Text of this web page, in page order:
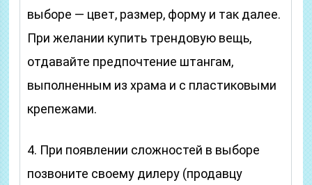
выборе — цвет, размер, форму и так далее.
При желании купить трендовую вещь,
отдавайте предпочтение штангам,
выполненным из храма и с пластиковыми
крепежами.
4. При появлении сложностей в выборе
позвоните своему дилеру (продавцу